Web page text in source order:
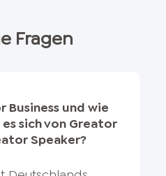
Fragen
Business und wie
sich von Greator
Speaker?